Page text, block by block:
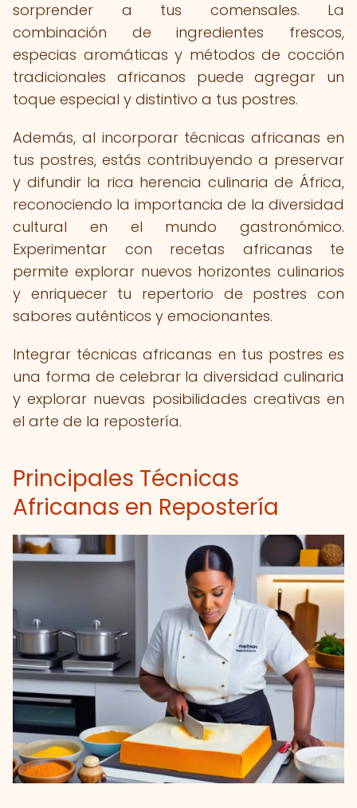
sorprender a tus comensales. La
combinación de ingredientes frescos,
especias aromáticas y métodos de cocción
tradicionales africanos puede agregar un
toque especial y distintivo a tus postres.
Además, al incorporar técnicas africanas en
tus postres, estás contribuyendo a preservar
y difundir la rica herencia culinaria de África,
reconociendo la importancia de la diversidad
cultural en el mundo gastronómico.
Experimentar con recetas africanas te
permite explorar nuevos horizontes culinarios
y enriquecer tu repertorio de postres con
sabores auténticos y emocionantes.
Integrar técnicas africanas en tus postres es
una forma de celebrar la diversidad culinaria
y explorar nuevas posibilidades creativas en
el arte de la repostería.
Principales Técnicas
Africanas en Repostería